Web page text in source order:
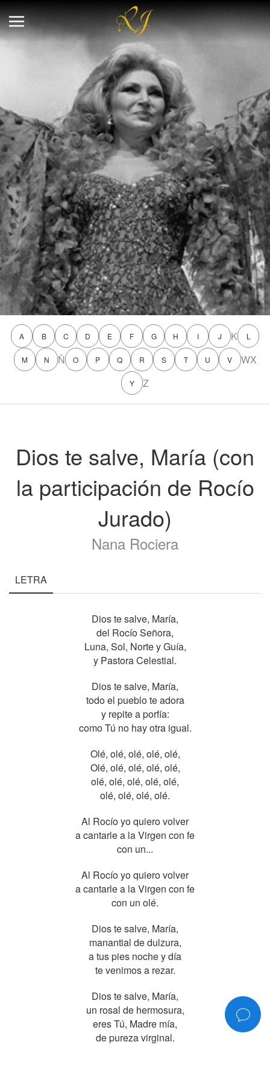
A B C D E F G H I J K L
M N Ñ O P Q R S T U V WX
Y Z
Dios te salve, María (con
la participación de Rocío
Jurado)
Nana Rociera
LETRA
Dios te salve, María,
del Rocío Señora,
Luna, Sol, Norte y Guía,
y Pastora Celestial.
Dios te salve, María,
todo el pueblo te adora
y repite a porfía:
como Tú no hay otra igual.
Olé, olé, olé, olé, olé,
Olé, olé, olé, olé, olé,
olé, olé, olé, olé, olé,
olé, olé, olé, olé.
Al Rocío yo quiero volver
a cantarle a la Virgen con fe
con un...
Al Rocío yo quiero volver
a cantarle a la Virgen con fe
con un olé.
Dios te salve, María,
manantial de dulzura,
a tus pies noche y día
te venimos a rezar.
Dios te salve, María,
un rosal de hermosura,
eres Tú, Madre mía,
de pureza virginal.